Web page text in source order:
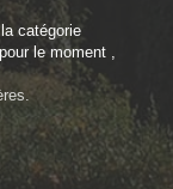
catégorie
le moment ,